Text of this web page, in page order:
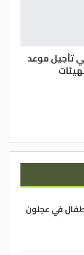
تأجيل موعد
في عجلون